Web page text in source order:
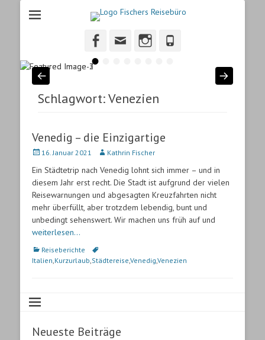
Fischers Reisebuero
Fischers Reisebüro, ihr Reisebüro in Heidenheim.
Facebook
Email Instagram
•
Schlagwort:Venezien
Venedig – die Einzigartige
Veröffentlicht
16. Januar 2021 AutorKathrin Fischer
Ein Städtetrip nach Venedig lohnt sich immer – und in
diesem Jahr erst recht. Die Stadt ist aufgrund der vielen
Reisewarnungen und abgesagten Kreuzfahrten nicht
mehr überfüllt, aber trotzdem lebendig, bunt und
unbedingt sehenswert. Wir machen uns früh auf und
weiterlesen…
Kategorien
Reiseberichte
Schlagworte
Italien,Kurzurlaub,Städtereise,Venedig,Venezien
Neueste Beiträge